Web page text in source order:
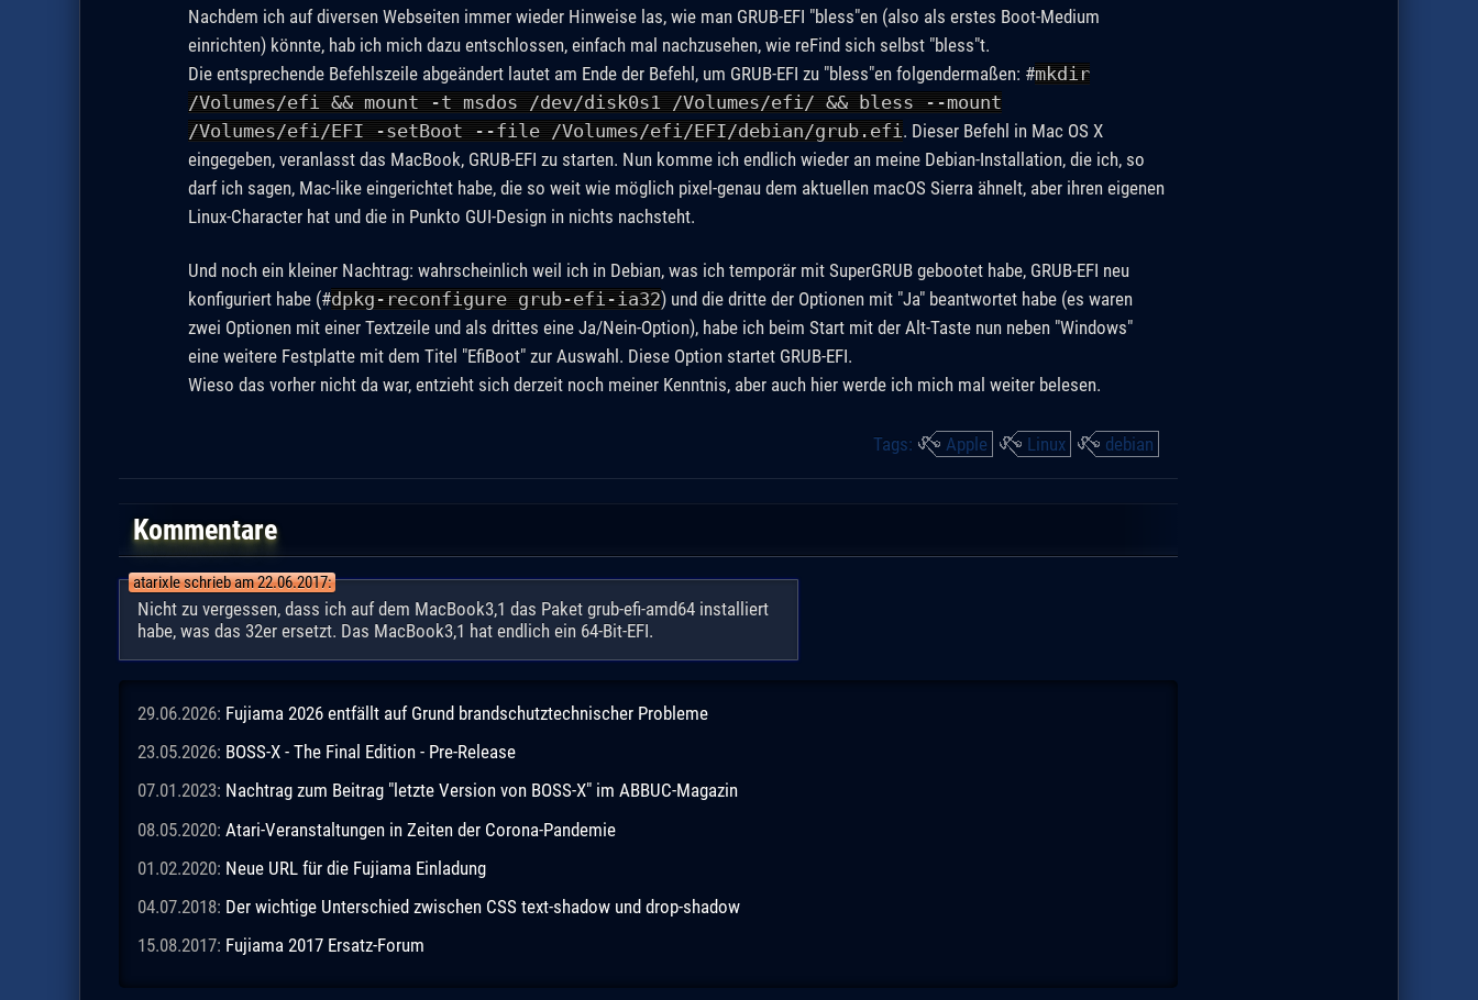
Nachdem ich auf diversen Webseiten immer wieder Hinweise las, wie man GRUB-EFI "bless"en (also als erstes Boot-Medium
einrichten) könnte, hab ich mich dazu entschlossen, einfach mal nachzusehen, wie reFind sich selbst "bless"t.
Die entsprechende Befehlszeile abgeändert lautet am Ende der Befehl, um GRUB-EFI zu "bless"en folgendermaßen: #mkdir
/Volumes/efi && mount -t msdos /dev/disk0s1 /Volumes/efi/ && bless --mount
/Volumes/efi/EFI -setBoot --file /Volumes/efi/EFI/debian/grub.efi. Dieser Befehl in Mac OS X
eingegeben, veranlasst das MacBook, GRUB-EFI zu starten. Nun komme ich endlich wieder an meine Debian-Installation, die ich, so
darf ich sagen, Mac-like eingerichtet habe, die so weit wie möglich pixel-genau dem aktuellen macOS Sierra ähnelt, aber ihren eigenen
Linux-Character hat und die in Punkto GUI-Design in nichts nachsteht.
Und noch ein kleiner Nachtrag: wahrscheinlich weil ich in Debian, was ich temporär mit SuperGRUB gebootet habe, GRUB-EFI neu
konfiguriert habe (#dpkg-reconfigure grub-efi-ia32) und die dritte der Optionen mit "Ja" beantwortet habe (es waren
zwei Optionen mit einer Textzeile und als drittes eine Ja/Nein-Option), habe ich beim Start mit der Alt-Taste nun neben "Windows"
eine weitere Festplatte mit dem Titel "EfiBoot" zur Auswahl. Diese Option startet GRUB-EFI.
Wieso das vorher nicht da war, entzieht sich derzeit noch meiner Kenntnis, aber auch hier werde ich mich mal weiter belesen.
Tags: Apple Linux debian
Kommentare
atarixle schrieb am 22.06.2017:
Nicht zu vergessen, dass ich auf dem MacBook3,1 das Paket grub-efi-amd64 installiert
habe, was das 32er ersetzt. Das MacBook3,1 hat endlich ein 64-Bit-EFI.
29.06.2026: Fujiama 2026 entfällt auf Grund brandschutztechnischer Probleme
23.05.2026: BOSS-X - The Final Edition - Pre-Release
07.01.2023: Nachtrag zum Beitrag "letzte Version von BOSS-X" im ABBUC-Magazin
08.05.2020: Atari-Veranstaltungen in Zeiten der Corona-Pandemie
01.02.2020: Neue URL für die Fujiama Einladung
04.07.2018: Der wichtige Unterschied zwischen CSS text-shadow und drop-shadow
15.08.2017: Fujiama 2017 Ersatz-Forum